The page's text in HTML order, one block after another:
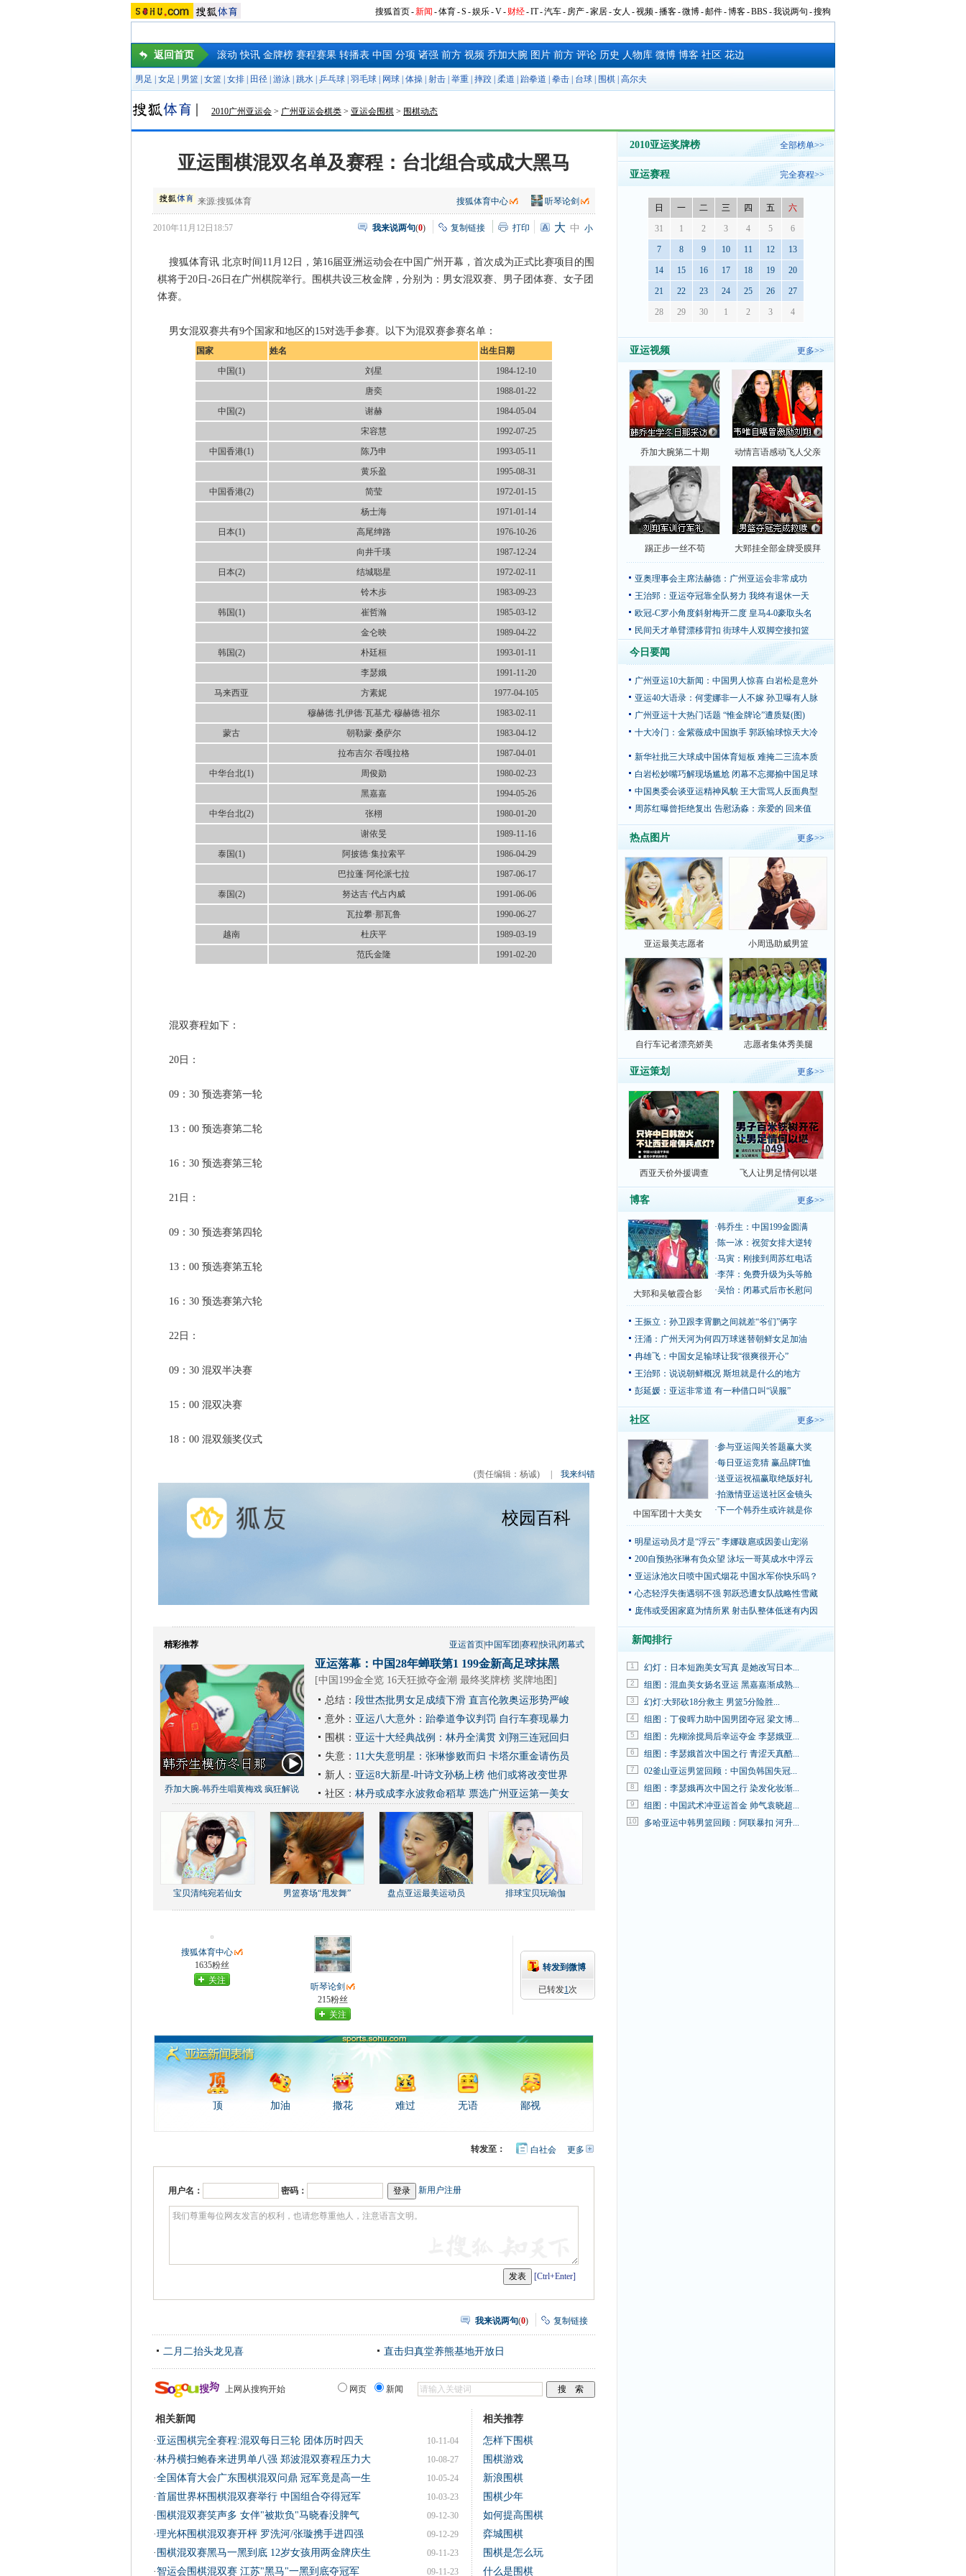
搜狐首页-新闻 -体育-S -娱乐-V- 财经-IT-汽车- 房产-家居-女人 -视频-播客-微博-邮件-博客-BBS -我说两句 -搜狗
返回首页 滚动 快讯 金牌榜 赛程赛果 转播表 中国 分项 诸强 前方 视频 乔加大腕 图片 前方 评论 历史 人物库 微博 博客 社区 花边
男足 女足 男篮 女篮 女排 田径 游泳 跳水 乒乓球 羽毛球 网球 体操 射击 举重 摔跤 柔道 跆拳道 拳击 台球 围棋 高尔夫
2010广州亚运会 > 广州亚运会棋类 > 亚运会围棋 > 围棋动态
亚运围棋混双名单及赛程：台北组合或成大黑马
来源:搜狐体育 搜狐体育中心 听琴论剑
2010年11月12日18:57 我来说两句(0) 复制链接 打印 大 中 小
搜狐体育讯 北京时间11月12日，第16届亚洲运动会在中国广州开幕，首次成为正式比赛项目的围
棋将于20日-26日在广州棋院举行。围棋共设三枚金牌，分别为：男女混双赛、男子团体赛、女子团
体赛。
男女混双赛共有9个国家和地区的15对选手参赛。以下为混双赛参赛名单：
国家 姓名
出生日期
中国(1)
刘星
1984-12-10
唐奕
1988-01-22
中国(2)
谢赫
1984-05-04
宋容慧
1992-07-25
中国香港(1)
陈乃申
1993-05-11
黄乐盈
1995-08-31
中国香港(2)
简莹
1972-01-15
杨士海
1971-01-14
日本(1)
高尾绅路
1976-10-26
向井千瑛
1987-12-24
日本(2)
结城聪星
1972-02-11
铃木歩
1983-09-23
韩国(1)
崔哲瀚
1985-03-12
金仑映
1989-04-22
韩国(2)
朴廷桓
1993-01-11
李瑟娥
1991-11-20
马来西亚
方素妮
1977-04-105
穆赫德·扎伊德·瓦基尤·穆赫德·祖尔
1983-02-11
蒙古
朝勒蒙·桑萨尔
1983-04-12
拉布吉尔·吞嘎拉格
1987-04-01
中华台北(1)
周俊勋
1980-02-23
黑嘉嘉
1994-05-26
中华台北(2)
张栩
1980-01-20
谢依旻
1989-11-16
泰国(1)
阿披德·集拉索平
1986-04-29
巴拉蓬·阿伦派七拉
1987-06-17
泰国(2)
努达吉·代占内威
1991-06-06
瓦拉攀·那瓦鲁
1990-06-27
越南
杜庆平
1989-03-19
范氏金隆
1991-02-20
混双赛程如下：
20日：
09：30 预选赛第一轮
13：00 预选赛第二轮
16：30 预选赛第三轮
21日：
09：30 预选赛第四轮
13：00 预选赛第五轮
16：30 预选赛第六轮
22日：
09：30 混双半决赛
15：00 混双决赛
18：00 混双颁奖仪式
(责任编辑：杨诚) 我来纠错
精彩推荐 亚运首页|中国军团 赛程|快讯|闭幕式
乔加大腕-韩乔生唱黄梅戏 疯狂解说
亚运落幕：中国28年蝉联第1 199金新高足球抹黑
[中国199金全览 16天狂掀夺金潮 最终奖牌榜 奖牌地图 ]
总结： 段世杰批男女足成绩下滑 直言伦敦奥运形势严峻
意外： 亚运八大意外：跆拳道争议判罚 自行车赛现暴力
围棋： 亚运十大经典战例：林丹全满贯 刘翔三连冠回归
失意： 11大失意明星：张琳惨败而归 卡塔尔重金请伤员
新人： 亚运8大新星-叶诗文孙杨上榜 他们或将改变世界
社区： 林丹或成李永波救命稻草 票选广州亚运第一美女
宝贝清纯宛若仙女 男篮赛场“甩发舞” 盘点亚运最美运动员 排球宝贝玩瑜伽
搜狐体育中心
1635粉丝
关注
听琴论剑
215粉丝
关注
转发到微博
已转发1次
顶 加油 撒花 难过 无语 鄙视
更多开
转发至： 白社会
用户名： 密码： 新用户注册
[Ctrl+Enter]
我来说两句(0) 复制链接
二月二抬头龙见喜 直击归真堂养熊基地开放日
上网从搜狗开始 网页 新闻
相关新闻
10-11-04
· 亚运围棋完全赛程:混双每日三轮 团体历时四天
10-08-27
·林丹横扫鲍春来进男单八强 郑波混双赛程压力大
10-05-24
·全国体育大会广东围棋混双问鼎 冠军竟是高一生
10-03-23
·首届世界杯围棋混双赛举行 中国组合夺得冠军
09-12-30
· 围棋混双赛笑声多 女伴"被欺负"马晓春没脾气
09-12-29
·理光杯围棋混双赛开枰 罗洗河/张璇携手进四强
09-11-23
· 围棋混双赛黑马一黑到底 12岁女孩用两金牌庆生
09-11-23
·智运会围棋混双赛 江苏"黑马"一黑到底夺冠军
相关推荐
怎样下围棋
围棋游戏
新浪围棋
围棋少年
如何提高围棋
弈城围棋
围棋是怎么玩
什么是围棋
2010亚运奖牌榜 全部榜单>>
亚运赛程 完全赛程>>
日 一 二 三 四 五 六
31 1 2 3 4 5 6
7 8 9 10 11 12 13
14 15 16 17 18 19 20
21 22 23 24 25 26 27
28 29 30 1 2 3 4
亚运视频 更多>>
乔加大腕第二十期 动情言语感动飞人父亲
踢正步一丝不苟 大郅挂全部金牌受膜拜
亚奥理事会主席法赫德：广州亚运会非常成功
王治郅：亚运夺冠靠全队努力 我终有退休一天
欧冠-C罗小角度斜射梅开二度 皇马4-0豪取头名
民间天才单臂漂移背扣 街球牛人双脚空接扣篮
今日要闻
广州亚运10大新闻：中国男人惊喜 白岩松是意外
亚运40大语录：何雯娜非一人不嫁 孙卫曝有人脉
广州亚运十大热门话题 “惟金牌论”遭质疑(图)
十大冷门：金紫薇成中国旗手 郭跃输球惊天大冷
新华社批三大球成中国体育短板 难掩二三流本质
白岩松妙嘴巧解现场尴尬 闭幕不忘揶揄中国足球
中国奥委会谈亚运精神风貌 王大雷骂人反面典型
周苏红曝曾拒绝复出 告慰汤淼：亲爱的 回来值
热点图片 更多>>
亚运最美志愿者 小周迅助威男篮
自行车记者漂亮娇美 志愿者集体秀美腿
亚运策划 更多>>
西亚天价外援调查 飞人让男足情何以堪
博客 更多>>
大郅和吴敏霞合影
·韩乔生：中国199金圆满
·陈一冰：祝贺女排大逆转
·马寅：刚接到周苏红电话
·李萍：免费升级为头等舱
·吴怡：闭幕式后市长慰问
王振立：孙卫跟李霄鹏之间就差“爷们”俩字
汪涌：广州天河为何四万球迷替朝鲜女足加油
冉雄飞：中国女足输球让我“很爽很开心”
王治郅：说说朝鲜概况 斯坦就是什么的地方
彭延媛：亚运非常道 有一种借口叫“误服”
社区 更多>>
中国军团十大美女
·参与亚运闯关答题赢大奖
·每日亚运竞猜 赢品牌T恤
·送亚运祝福赢取绝版好礼
·拍激情亚运送社区金镜头
·下一个韩乔生或许就是你
明星运动员才是“浮云” 李娜跋扈或因姜山宠溺
200自预热张琳有负众望 泳坛一哥莫成水中浮云
亚运泳池次日喷中国式烟花 中国水军你快乐吗？
心态轻浮失衡遇弱不强 郭跃恐遭女队战略性雪藏
庞伟或受困家庭为情所累 射击队整体低迷有内因
新闻排行
1 幻灯：日本短跑美女写真 是她改写日本...
2 组图：混血美女扬名亚运 黑嘉嘉渐成熟...
3 幻灯:大郅砍18分救主 男篮5分险胜...
4 组图：丁俊晖力助中国男团夺冠 梁文博...
5 组图：先糊涂搅局后幸运夺金 李瑟娥亚...
6 组图：李瑟娥首次中国之行 青涩天真酷...
7 02釜山亚运男篮回顾：中国负韩国失冠...
8 组图：李瑟娥再次中国之行 染发化妆渐...
9 组图：中国武术冲亚运首金 帅气袁晓超...
10 多哈亚运中韩男篮回顾：阿联暴扣 河升...